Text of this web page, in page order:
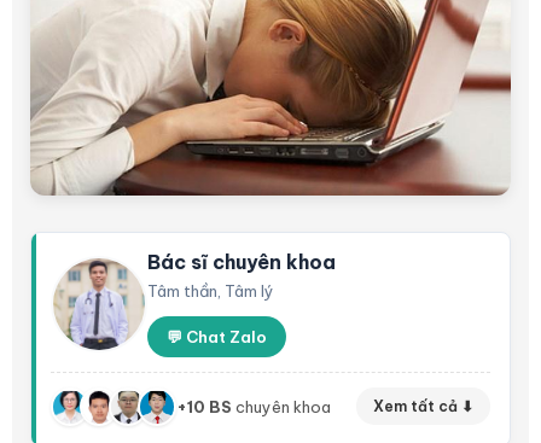
Bác sĩ chuyên khoa
Tâm thần, Tâm lý
💬 Chat Zalo
+10 BS chuyên khoa Xem tất cả ⬇